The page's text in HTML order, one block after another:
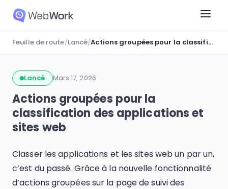
Feuille de route/Lancé/ Actions groupées pour la classification des applications et sites web
Lancé Mars 17, 2026
Actions groupées pour la
classification des applications et
sites web
Classer les applications et les sites web un par un,
c’est du passé. Grâce à la nouvelle fonctionnalité
d’actions groupées sur la page de suivi des